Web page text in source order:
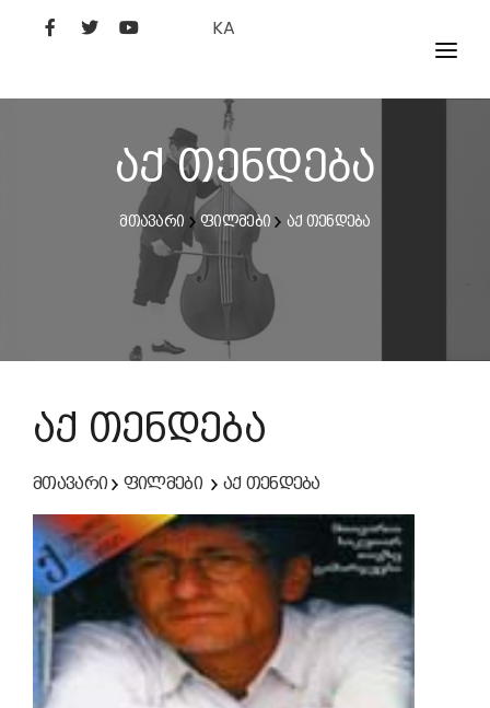
KA
ᲤᲘᲚᲛᲔᲑᲘ
ᲮᲔᲚᲝᲕᲐᲜᲘ
ᲙᲘᲜᲝᲡᲢᲣᲓᲘᲐ
ᲙᲘᲜᲝᲐᲙᲐᲓᲔᲛᲘᲐ
აქ თენდება
მთავარი ფილმები აქ თენდება
აქ თენდება
მთავარი ფილმები აქ თენდება